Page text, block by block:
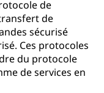
de
de
sécurisé
Ces protocoles
du protocole
de services en